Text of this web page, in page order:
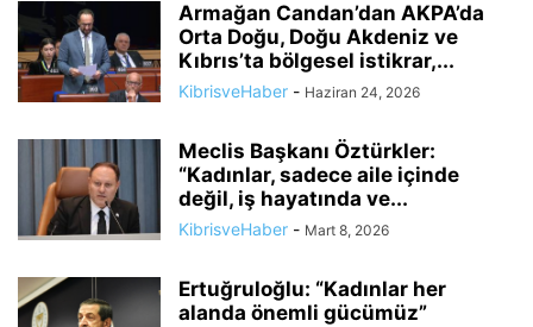
Armağan Candan’dan AKPA’da
Orta Doğu, Doğu Akdeniz ve
Kıbrıs’ta bölgesel istikrar,...
KibrisveHaber - Haziran 24, 2026
Meclis Başkanı Öztürkler:
“Kadınlar, sadece aile içinde
değil, iş hayatında ve...
KibrisveHaber - Mart 8, 2026
Ertuğruloğlu: “Kadınlar her
alanda önemli gücümüz”